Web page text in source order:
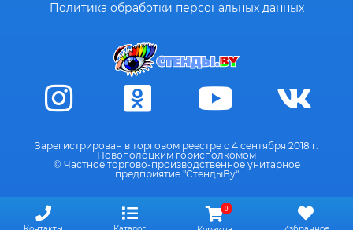
0
Политика обработки персональных данных
Зарегистрирован в торговом реестре с 4 сентября 2018 г.
Новополоцким горисполкомом
© Частное торгово-производственное унитарное
предприятие "СтендыВу"